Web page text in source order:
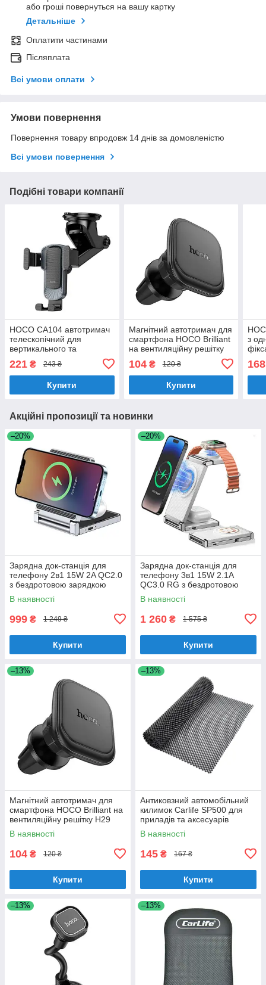
або гроші повернуться на вашу картку
Детальніше
Оплатити частинами
Післяплата
Всі умови оплати
Умови повернення
Повернення товару впродовж 14 днів за домовленістю
Всі умови повернення
Подібні товари компанії
HOCO CA104 автотримач
телескопічний для
вертикального та
встановлення
221 ₴ 243 ₴
Купити
Магнітний автотримач для
смартфона HOCO Brilliant
на вентиляційну решітку
104₴ 120 ₴
Купити
з
168
Акційні пропозиції та новинки
–20%
Зарядна док-станція для
телефону 2в1 15W 2A QC2.0
з бездротовою зарядкою
(T35)
В наявності
999 ₴ 1 249 ₴
Купити
–20%
Зарядна док-станція для
телефону 3в1 15W 2.1A
QC3.0 RG з бездротовою
зарядкою (T30)
В наявності
1 260 ₴ 1 575 ₴
Купити
–13%
Магнітний автотримач для
смартфона HOCO Brilliant на
вентиляційну решітку H29
В наявності
104 ₴ 120 ₴
Купити
–13%
Антиковзний автомобільний
килимок Carlife SP500 для
приладів та аксесуарів
В наявності
145 ₴ 167 ₴
Купити
–13% –13%